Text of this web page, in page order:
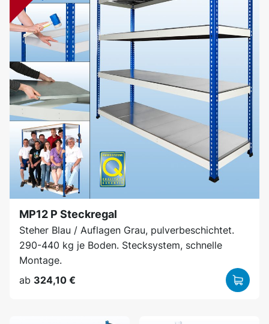
MP12 P Steckregal
Steher Blau / Auflagen Grau, pulverbeschichtet.
290-440 kg je Boden. Stecksystem, schnelle
Montage.
ab 324,10 €